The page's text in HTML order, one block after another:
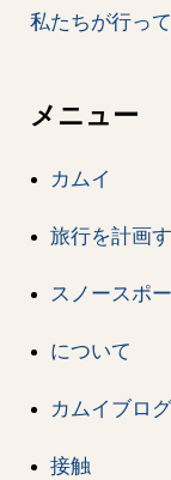
私たちが行っ
メニュー
カムイ
旅行を計画
スノースポ
について
カムイブログ
接触